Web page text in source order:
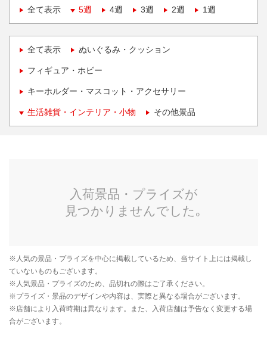
全て表示
5週 4週 3週 2週 1週
全て表示 ぬいぐるみ・クッション
フィギュア・ホビー
キーホルダー・マスコット・アクセサリー
生活雑貨・インテリア・小物 その他景品